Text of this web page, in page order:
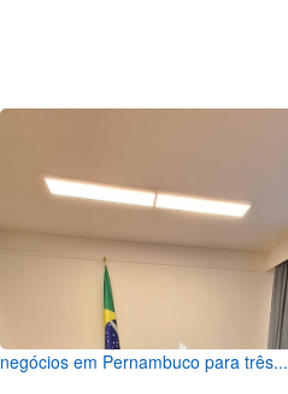
negócios em Pernambuco para três...